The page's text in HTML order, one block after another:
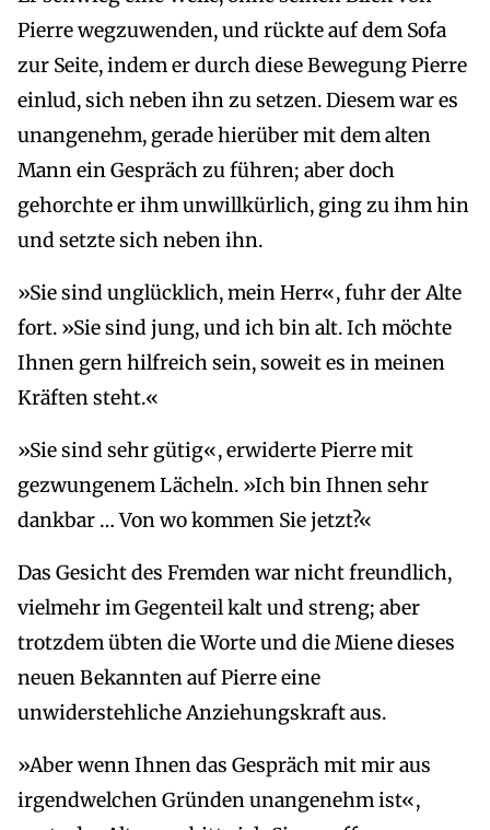
Pierre wegzuwenden, und rückte auf dem Sofa
zur Seite, indem er durch diese Bewegung Pierre
einlud, sich neben ihn zu setzen. Diesem war es
unangenehm, gerade hierüber mit dem alten
Mann ein Gespräch zu führen; aber doch
gehorchte er ihm unwillkürlich, ging zu ihm hin
und setzte sich neben ihn.
»Sie sind unglücklich, mein Herr«, fuhr der Alte
fort. »Sie sind jung, und ich bin alt. Ich möchte
Ihnen gern hilfreich sein, soweit es in meinen
Kräften steht.«
»Sie sind sehr gütig«, erwiderte Pierre mit
gezwungenem Lächeln. »Ich bin Ihnen sehr
dankbar … Von wo kommen Sie jetzt?«
Das Gesicht des Fremden war nicht freundlich,
vielmehr im Gegenteil kalt und streng; aber
trotzdem übten die Worte und die Miene dieses
neuen Bekannten auf Pierre eine
unwiderstehliche Anziehungskraft aus.
»Aber wenn Ihnen das Gespräch mit mir aus
irgendwelchen Gründen unangenehm ist«,